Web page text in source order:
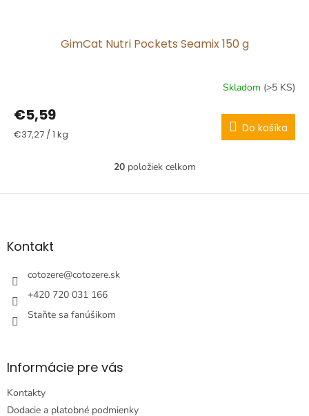
GimCat Nutri Pockets Seamix 150 g
Skladom (>5 KS)
€5,59
Jednotková
€37,27 / 1 kg Do košíka
O
l
20položiek celkom
Z
äKontakt
cotozere@cotozere.sk
+420 720 031 166
Staňte sa fanúšikom
Informácie pre vás
Kontakty
Dodacie a platobné podmienky